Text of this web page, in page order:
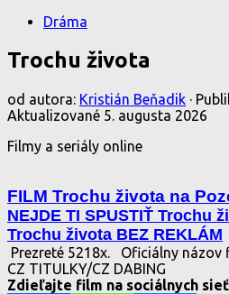
Dráma
Trochu života
od autora: Kristián Beňadik ·
Aktualizované 5. augusta 2026
Filmy a seriály online
FILM Trochu života na
NEJDE TI SPUSTIŤ Trochu
Trochu života BEZ REKLÁM
Prezreté 5218x. Oficiálny názov
CZ TITULKY/CZ DABING
Zdieľajte film na sociálnych